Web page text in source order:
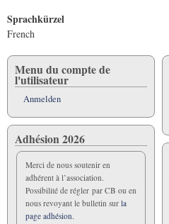
Sprachkürzel
French
Menu du compte de
l'utilisateur
Anmelden
Adhésion 2026
Merci de nous soutenir en
adhérent à l’association.
Possibilité de régler par CB ou en
nous revoyant le bulletin sur la
page adhésion.